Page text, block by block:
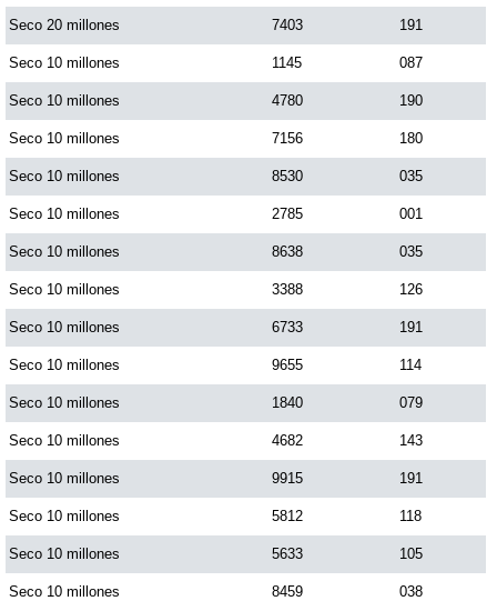
Saman de la suerte
Sinuano Día
Sinuano Noche
Super Chontico Noche
Seco 20 millones 7403 191
Seco 10 millones 1145 087
Seco 10 millones 4780 190
Seco 10 millones 7156 180
Seco 10 millones 8530 035
Seco 10 millones 2785 001
Seco 10 millones 8638 035
Seco 10 millones 3388 126
Seco 10 millones 6733 191
Seco 10 millones 9655 114
Seco 10 millones 1840 079
Seco 10 millones 4682 143
Seco 10 millones 9915 191
Seco 10 millones 5812 118
Seco 10 millones 5633 105
Seco 10 millones 8459 038